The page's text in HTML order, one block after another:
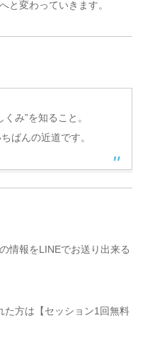
と変わっていきます。
み”を知ること。
ばんの近道です。
情報をLINEでお送り出来る
た方は【セッション1回無料